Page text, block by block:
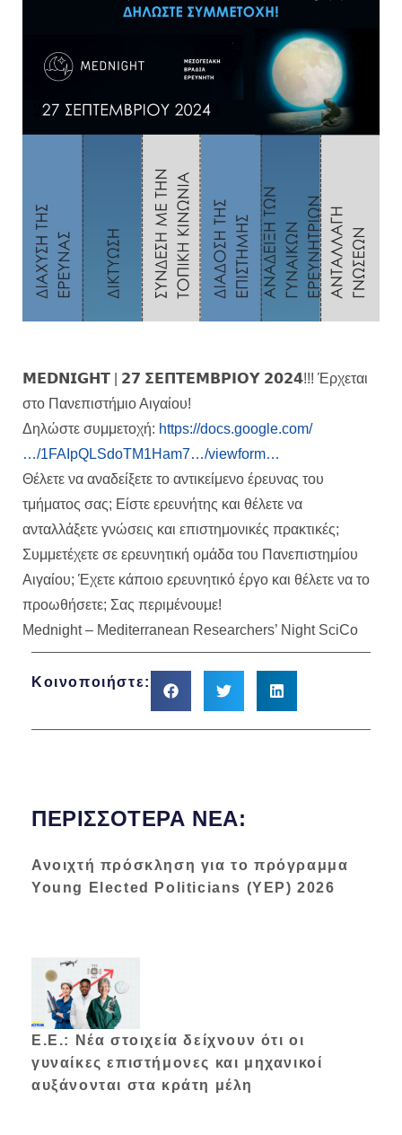
𝗠𝗘𝗗𝗡𝗜𝗚𝗛𝗧 | 𝟮𝟳 𝝨𝝚𝝥𝝩𝝚𝝡𝝗𝝦𝝞𝝤𝝪 𝟮𝟬𝟮𝟰!!! Έρχεται
στο Πανεπιστήμιο Αιγαίου!
Δηλώστε συμμετοχή: https://docs.google.com/
…/1FAIpQLSdoTM1Ham7…/viewform…
Θέλετε να αναδείξετε το αντικείμενο έρευνας του
τμήματος σας; Είστε ερευνήτης και θέλετε να
ανταλλάξετε γνώσεις και επιστημονικές πρακτικές;
Συμμετέχετε σε ερευνητική ομάδα του Πανεπιστημίου
Αιγαίου; Έχετε κάποιο ερευνητικό έργο και θέλετε να το
προωθήσετε; Σας περιμένουμε!
Mednight – Mediterranean Researchers’ Night SciCo
Κοινοποιήστε:
ΠΕΡΙΣΣΌΤΕΡΑ ΝΈΑ:
Ανοιχτή πρόσκληση για το πρόγραμμα
Young Elected Politicians (YEP) 2026
Ε.Ε.: Νέα στοιχεία δείχνουν ότι οι
γυναίκες επιστήμονες και μηχανικοί
αυξάνονται στα κράτη μέλη